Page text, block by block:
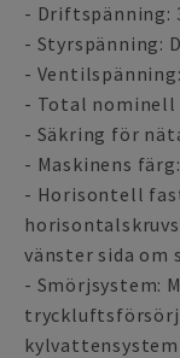
- Driftspänning:
- Styrspänning:
- Ventilspänning:
- Total nominell
- Säkring för
- Maskinens
- Horisontell
vänster sida om
- Smörjsystem:
kylvattensystem